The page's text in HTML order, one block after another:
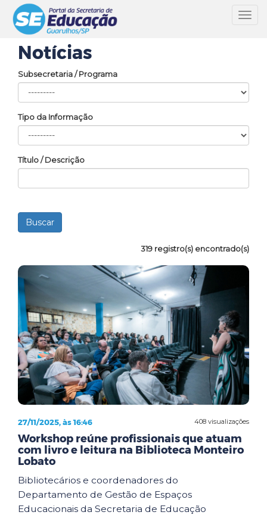
Notícias
Subsecretaria / Programa
Tipo da Informação
Título / Descrição
319 registro(s) encontrado(s)
408 visualizações
27/11/2025, às 16:46
Workshop reúne profissionais que atuam
com livro e leitura na Biblioteca Monteiro
Lobato
Bibliotecários e coordenadores do
Departamento de Gestão de Espaços
Educacionais da Secretaria de Educação